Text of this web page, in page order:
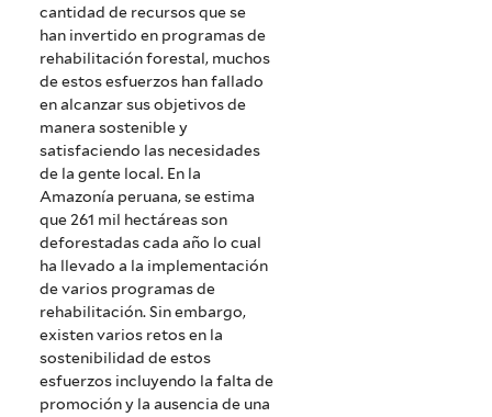
cantidad de recursos que se
han invertido en programas de
rehabilitación forestal, muchos
de estos esfuerzos han fallado
en alcanzar sus objetivos de
manera sostenible y
satisfaciendo las necesidades
de la gente local. En la
Amazonía peruana, se estima
que 261 mil hectáreas son
deforestadas cada año lo cual
ha llevado a la implementación
de varios programas de
rehabilitación. Sin embargo,
existen varios retos en la
sostenibilidad de estos
esfuerzos incluyendo la falta de
promoción y la ausencia de una